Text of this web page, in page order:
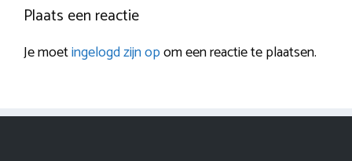
Plaats een reactie
Je moetingelogd zijn opom een reactie te plaatsen.